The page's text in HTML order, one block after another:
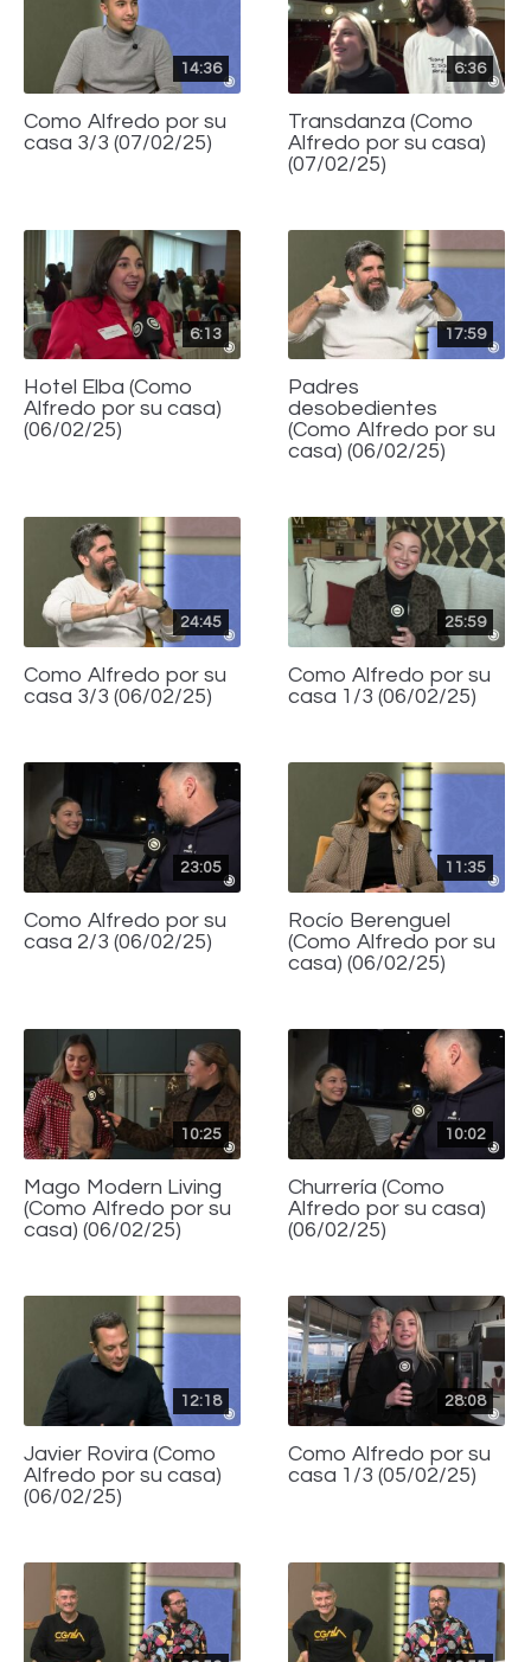
14:36
Como Alfredo por su
casa 3/3 (07/02/25)
6:36
Transdanza (Como
Alfredo por su casa)
(07/02/25)
6:13
Hotel Elba (Como
Alfredo por su casa)
(06/02/25)
17:59
Padres
desobedientes
(Como Alfredo por su
casa) (06/02/25)
24:45
Como Alfredo por su
casa 3/3 (06/02/25)
25:59
Como Alfredo por su
casa 1/3 (06/02/25)
23:05
Como Alfredo por su
casa 2/3 (06/02/25)
11:35
Rocío Berenguel
(Como Alfredo por su
casa) (06/02/25)
10:25
Mago Modern Living
(Como Alfredo por su
casa) (06/02/25)
10:02
Churrería (Como
Alfredo por su casa)
(06/02/25)
12:18
Javier Rovira (Como
Alfredo por su casa)
(06/02/25)
28:08
Como Alfredo por su
casa 1/3 (05/02/25)